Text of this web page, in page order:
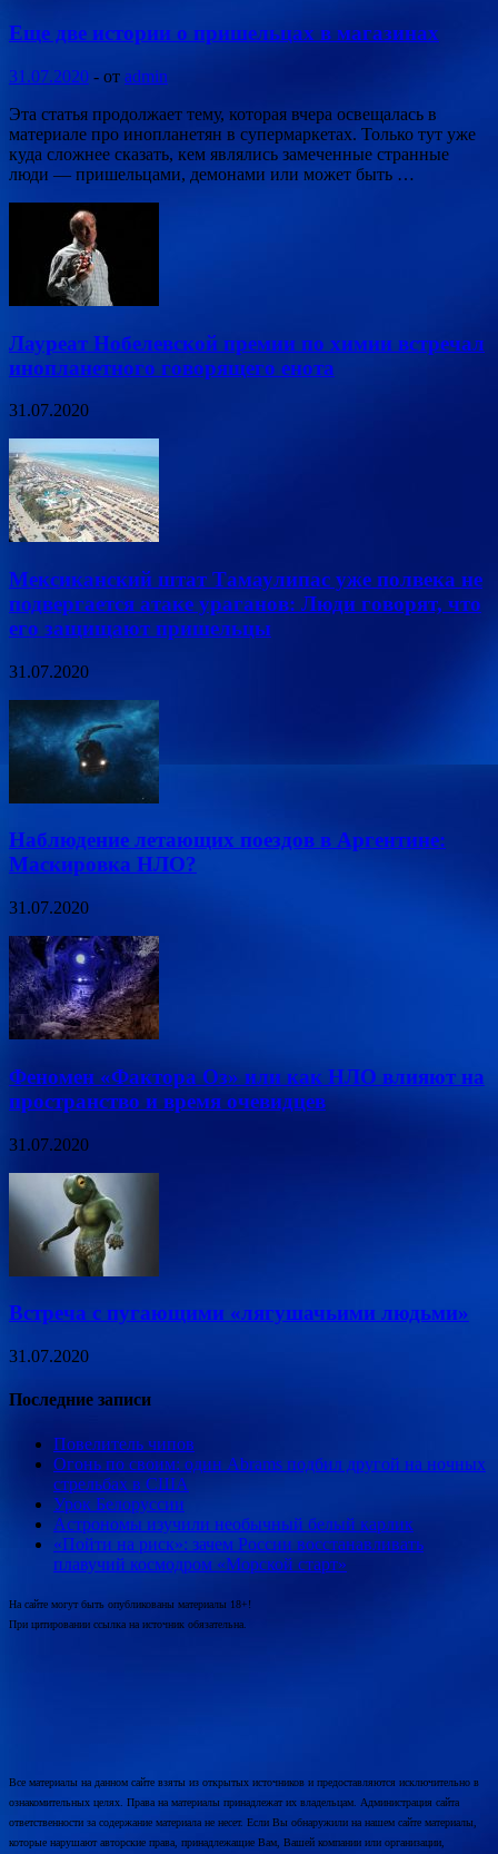
Еще две истории о пришельцах в магазинах
31.07.2020 - от admin
Эта статья продолжает тему, которая вчера освещалась в
материале про инопланетян в супермаркетах. Только тут уже
куда сложнее сказать, кем являлись замеченные странные
люди — пришельцами, демонами или может быть …
Лауреат Нобелевской премии по химии встречал
инопланетного говорящего енота
31.07.2020
Мексиканский штат Тамаулипас уже полвека не
подвергается атаке ураганов: Люди говорят, что
его защищают пришельцы
31.07.2020
Наблюдение летающих поездов в Аргентине:
Маскировка НЛО?
31.07.2020
Феномен «Фактора Оз» или как НЛО влияют на
пространство и время очевидцев
31.07.2020
Встреча с пугающими «лягушачьими людьми»
31.07.2020
Последние записи
Повелитель чипов
Огонь по своим: один Abrams подбил другой на ночных
стрельбах в США
Урок Белоруссии
Астрономы изучили необычный белый карлик
«Пойти на риск»: зачем России восстанавливать
плавучий космодром «Морской старт»
На сайте могут быть опубликованы материалы 18+!
При цитировании ссылка на источник обязательна.
Все материалы на данном сайте взяты из открытых источников и предоставляются исключительно в
ознакомительных целях. Права на материалы принадлежат их владельцам. Администрация сайта
ответственности за содержание материала не несет. Если Вы обнаружили на нашем сайте материалы,
которые нарушают авторские права, принадлежащие Вам, Вашей компании или организации,